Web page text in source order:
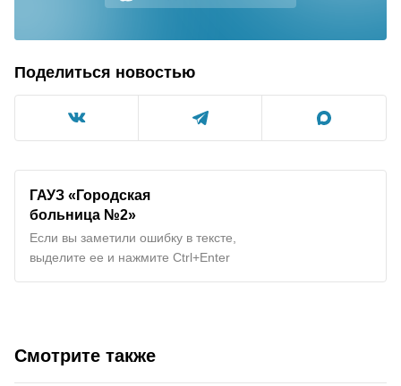
Поделиться новостью
ГАУЗ «Городская
больница №2»
Если вы заметили ошибку в тексте,
выделите ее и нажмите Ctrl+Enter
Смотрите также